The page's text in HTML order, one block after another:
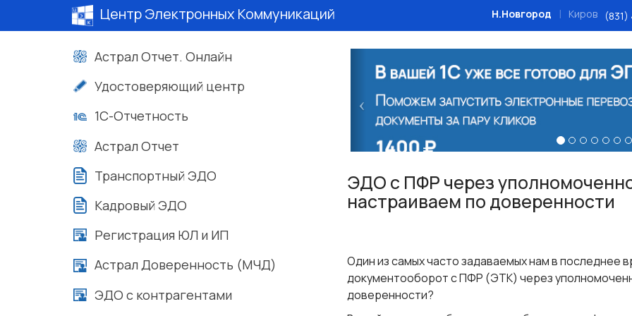
Центр Электронных Коммуникаций Н.Новгород | Киров
Астрал Отчет. Онлайн
Удостоверяющий центр
1С-Отчетность
Астрал Отчет
Транспортный ЭДО
Кадровый ЭДО
Регистрация ЮЛ и ИП
Астрал Доверенность (МЧД)
ЭДО с контрагентами
Назад
ЭДО с ПФР через
настраиваем по доверенности
Один из самых часто задаваемых нам в последнее
документооборот с ПФР (ЭТК) через
доверенности?